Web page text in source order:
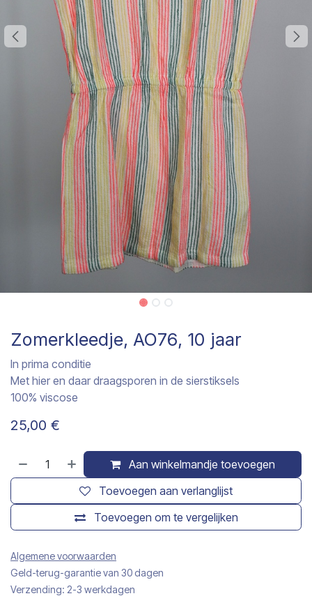
Zomerkleedje, AO76, 10 jaar
In prima conditie
Met hier en daar draagsporen in de sierstiksels
100% viscose
25,00 €
Aan winkelmandje toevoegen
Toevoegen om te vergelijken
Toevoegen aan verlanglijst
Algemene voorwaarden
Geld-terug-garantie van 30 dagen
Verzending: 2-3 werkdagen